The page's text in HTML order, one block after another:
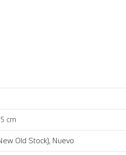
cm
Old Stock), Nuevo